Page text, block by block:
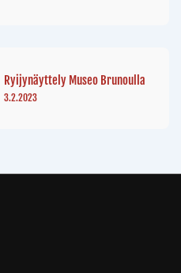
Ryijynäyttely Museo Brunoulla
3.2.2023